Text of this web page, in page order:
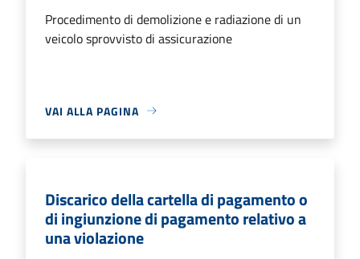
Procedimento di demolizione e radiazione di un
veicolo sprovvisto di assicurazione
VAI ALLA PAGINA
Discarico della cartella di pagamento o
di ingiunzione di pagamento relativo a
una violazione